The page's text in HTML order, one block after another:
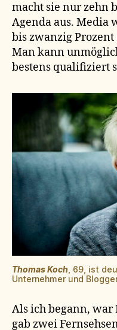
macht sie nur zehn
Agenda aus. Media
bis zwanzig
Man kann
bestens qualifiziert
Thomas Koch , 69, ist
Unternehmer und
Als ich begann,
gab zwei